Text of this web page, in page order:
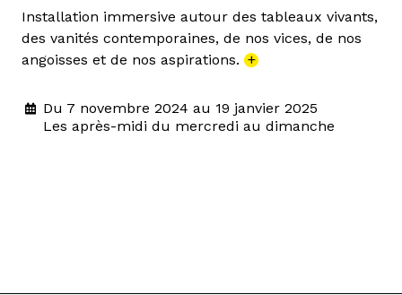
Installation immersive autour des tableaux vivants,
des vanités contemporaines, de nos vices, de nos
angoisses et de nos aspirations. +
Du 7 novembre 2024 au 19 janvier 2025
Les après-midi du mercredi au dimanche